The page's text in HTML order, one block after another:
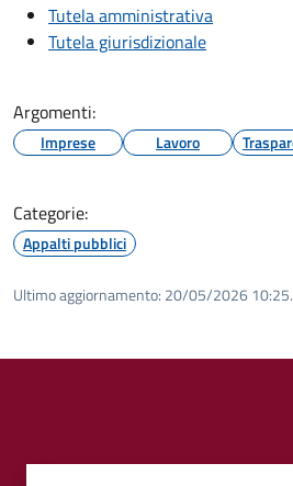
Tutela amministrativa
Tutela giurisdizionale
Argomenti:
Imprese Lavoro
Categorie:
Appalti pubblici
Ultimo aggiornamento: 20/05/2026